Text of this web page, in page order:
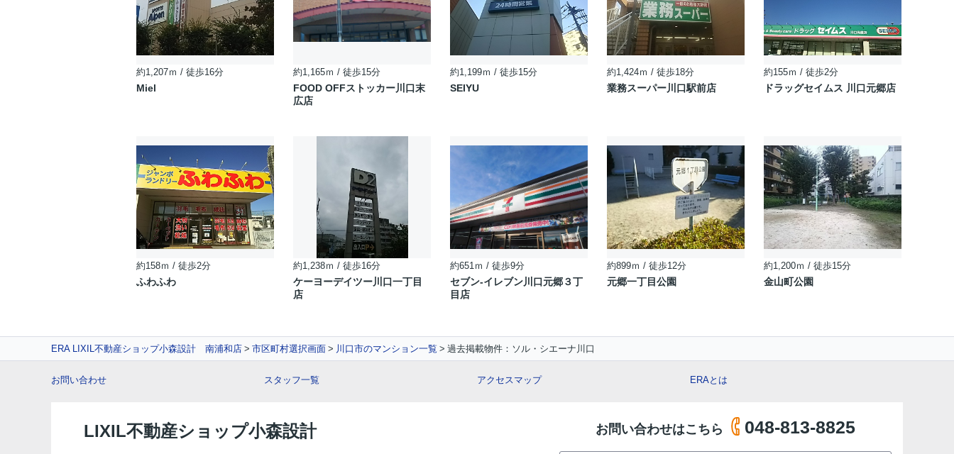
約1,207ｍ / 徒歩16分
Miel
約1,165ｍ / 徒歩15分
FOOD OFFストッカー川口末
広店
約1,199ｍ / 徒歩15分
SEIYU
約1,424ｍ / 徒歩18分
業務スーパー川口駅前店
約155ｍ / 徒歩2分
ドラッグセイムス 川口元郷店
約158ｍ / 徒歩2分
ふわふわ
約1,238ｍ / 徒歩16分
ケーヨーデイツー川口一丁目
店
約651ｍ / 徒歩9分
セブン-イレブン川口元郷３丁
目店
約899ｍ / 徒歩12分
元郷一丁目公園
約1,200ｍ / 徒歩15分
金山町公園
ERA LIXIL不動産ショップ小森設計 南浦和店 市区町村選択画面 川口市のマンション一覧 過去掲載物件：ソル・シエーナ川口
お問い合わせ スタッフ一覧 アクセスマップ ERAとは
LIXIL不動産ショップ小森設計 お問い合わせはこちら 048-813-8825